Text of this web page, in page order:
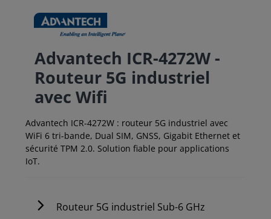
Advantech ICR-4272W -
Routeur 5G industriel
avec Wifi
Advantech ICR-4272W : routeur 5G industriel avec
WiFi 6 tri-bande, Dual SIM, GNSS, Gigabit Ethernet et
sécurité TPM 2.0. Solution fiable pour applications
IoT.
Routeur 5G industriel Sub-6 GHz